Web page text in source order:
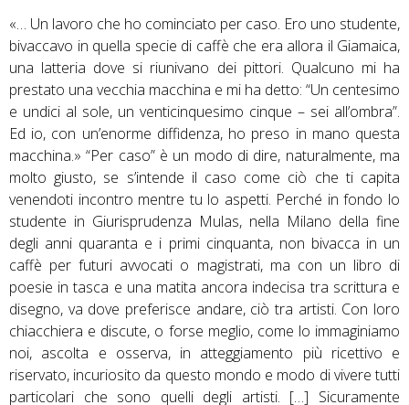
«… Un lavoro che ho cominciato per caso. Ero uno studente, bivaccavo in quella specie di caffè che era allora il Giamaica, una latteria dove si riunivano dei pittori. Qualcuno mi ha prestato una vecchia macchina e mi ha detto: “Un centesimo e undici al sole, un venticinquesimo cinque – sei all’ombra”. Ed io, con un’enorme diffidenza, ho preso in mano questa macchina.» “Per caso” è un modo di dire, naturalmente, ma molto giusto, se s’intende il caso come ciò che ti capita venendoti incontro mentre tu lo aspetti. Perché in fondo lo studente in Giurisprudenza Mulas, nella Milano della fine degli anni quaranta e i primi cinquanta, non bivacca in un caffè per futuri avvocati o magistrati, ma con un libro di poesie in tasca e una matita ancora indecisa tra scrittura e disegno, va dove preferisce andare, ciò tra artisti. Con loro chiacchiera e discute, o forse meglio, come lo immaginiamo noi, ascolta e osserva, in atteggiamento più ricettivo e riservato, incuriosito da questo mondo e modo di vivere tutti particolari che sono quelli degli artisti. […] Sicuramente anche di fotografia si parlava al Giamaica, dato che i fotografi – Alfa Castaldi, Carlo Bavagnoli, Giulia Nicolai, Mario Dondero… – non mancavano insieme ai pittori e agli scrittori, certamente circolava l’informazione che era possibile trovare all’epoca. […] A sfogliare le fotografie tuttavia, dicevamo, qualcos’altro anche più delle tematiche neorealiste balza all’occhio, sembra piuttosto che Mulas sia già attento, anzi vorace, nel cogliere piccoli gesti più significativi della fotografia che dell’ambiente, metaforici dell’atto e dello statuto della fotografia più che realistici e descrittivi. Per Mulas il mistero della fotografia è subito prima di tutto la luce, il fenomeno luminoso che d’origine all’immagine fotografica. Ogni volta che qualcuno accende un fiammifero, si accende una sigaretta, usa il fuoco, è lì pronto a scattare e sembra non volersene perdere una. È impressionante notare come in quasi tutte le scene di gruppo del Giamaica c’è da qualche parte qualcuno che si sta accendendo la sigaretta e contare quanti ritratti siano esplicitamente di persone che stanno facendo proprio e soltanto questo. […] Così, dove ci sono riflessi di luce l’occhio li cattura, che sia nelle scene notturne di spazzini, nel bicchiere dell’avventore al bar – che per Mulas beve dunque luce… – o di rimbalzo su superfici e specchi, prefigurazione per noi del suo stesso autoritratto della seconda Verifica, come in quella della serie di uomini che dormono nella sala d’aspetto della stazione ferroviaria, in cui la luce è protagonista con le sue fonti in lampade e lampadari, i suoi rimbalzi sui profili della panca, fino al culmine su un tabellone dell’orario reso illeggibile dall’abbaglio, immagine negata, puro riquadro di luce. Spesso quello che si accende la sigaretta si accorge della presenza del fotografo e alza lo sguardo verso di lui, in macchina, come si dice tecnicamente: questo sguardo è allora come se a sua volta si accendesse, come si suol dire, e mostra un altro tema centrale nella ricerca di Mulas. Non sono del resto degli sguardi anche quelli che ci rimandano gli oggetti luminosi? È il tema della visione e della posa intrecciati tra loro, del vedere e dell’essere visti. Che cosa significa e implica mettersi o trovarsi in posa? Anche quando consiste soltanto nel sapersi guardati da un altro, quando si restituisce lo sguardo? Per Mulas è un momento decisivo, non solo per la reciprocità e per l’”incontro”, per un’idea – fenomenologica, direbbe Quintavalle – dell’immagine che si fa attraverso una doppia direzionalità e la partecipazione attiva dell’altro, che si fa proprio sulla superficie, come sua materializzazione, dell’incontro di questi flussi; ma un momento decisivo nientemeno che come istante di verità, la vera posta in gioco di Mulas. […] Anche al Giamaica, uno dei suoi “territori”, in quasi ogni scatto c’è una persona che in quel momento sta alzando lo sguardo in macchina, ed è proprio questa presenza a introdurre il senso di realtà, a togliere l’immagine dalla pura testimonianza sociologica, d’ambiente o biografica, a non farla mai cadere nel bozzettismo. È il reale che “punge” nell’immagine, è il groppo che si crea dentro l’apparente calma dell’immagine, è l’acutezza dell’occhio che pensa, riflette, mentre guarda. Due o più persone stanno facendo qualcosa, un’altra accanto o sullo sfondo, in disparte o come lì, nella scena, per caso, guarda verso il fotografo: che cosa ha fotografato in realtà Mulas? Che cosa guardava veramente? Cosa fanno gli artisti, i giornalisti, gli scrittori, gli intellettuali del Giamaica nelle fotografie di Mulas? Una vita libera, sì, fuori dagli obblighi del lavoro, degli orari, delle pressioni, degli schemi, vita “da bar”, naturalmente. Non è ancora il “non far niente” duchampiano, scelta estetica, carica di senso, ma in Mulas ne è di fatto già una versione che prepara, anticipa, predispone la scoperta duchampiana: il non cercare momenti particolari, gesti eclatanti, eventi, modella l’attenzione nei confronti di ogni momento, di ogni gesto, di ciò che è lì, e di esso il prendere senso, il diventare immagine. Dunque le persone al Giamaica chiacchierano, fumano, talvolta si mostrano proprie cose, disegni, fotografie, corteggiano o intrattengono donne, spesso giocano, a carte, a biliardo, a scacchi… Metafore secolari dell’arte, del rapporto tra artista e linguaggio e tra artista e modello, in cui Mulas cerca la sua verità: un confronto, uno scambio, un rapporto, una reciprocità, una solidarietà, una condivisione. È una scelta, una posizione intrinsecamente etica, il cui altro risvolto tematico è l’attenzione per il lavoro, per quei lavori più umili in particolare di cui Mulas scruta la poesia, la malinconia, l’umanità. Non solo gli spazzini, soggetto di serie magnifiche e famose, da soli o in gruppo, nel buio della notte o nel bianco della neve, di fronte o che significativamente – chaplinianamente? – si allontanano di spalle, ma gli ambulanti ai mercati e mercatini sui bordi delle strade, magari con poche uova tenute in mano, tra le dita, che è tutto quello che hanno da vendere, ma potenti simboli di vita e preziose sfere di luce per il fotografo poeta. E, anche qui, ogni volta che un ambulante entra al Giamaica, Mulas lo fotografa, spesso mentre, più che vendere, si ferma a guardare una partita a carte o a boccette, entra nel circolo della partecipazione. Nei confronti di queste figure Mulas sembra del resto nutrire una particolare identificazione che non verrà mai meno negli anni, anche ideologica, dicevamo, ed estetica, che, potremmo dire, da un’idea di fotografo-artista operaio evolve, o meglio si compenetra, in quella di necessario, pragmatico analista del linguaggio fotografico, del fotografo che non demanda ad altri né lascia alla sola teoria la “verifica” del mezzo fotografico. […] E d’altro canto, appena ha una macchina fotografica a disposizione, parte per la manifestazione più importante in Italia per chi si occupa o interessa di arte, la Biennale di Venezia, la prima volta nel 1954. Lì trova in grande, esaltata, e “all’aperto”, in vari sensi, ciò che al Giamaica ha in versione più ridotta e chiusa, più provinciale. A Venezia osserva e documenta la mondanità nei luoghi deputati, il clima di festa in giro per la città, e il lavoro nei padiglioni, l’allestimento: non poche sono le foto agli operai che portano quadri, spostano sculture, dispongono opere, o agli artisti stessi, in veste operaia potremmo dunque dire, che fanno altrettanto. È insomma ciò che sta intorno all’opera più che la creazione stessa, il “dopo”, ad opera già fatta, ma Mulas è instancabile nell’osservare gli artisti per cercare di carpire il loro segreto. Talvolta l’incontro è fortuito, in un locale, in piazza o su un traghetto, e allora la fotografia si fa più psicologica, più accorata, come il ritratto di Max Ernst, di cui sembra aver colto più di ogni cosa il momento di solitudine di un grande mescolato tra i “normali”, in contrasto con la festa e la mondanità che dominano la manifestazione artistica. Mulas, che per la verità sembra insistere sulla spensieratezza di quell’attività foto giornalistica, qui sì, sintetizza però così la situazione: «Con la Biennale del ’58, e poi in quelle del ’60, del ’62, del ’64, ho sempre più precisato l’aspetto festoso dello stare insieme, del guardare, dell’esibire e dell’esibirsi», altra versione del guardare ed essere visto, non solo del restituire lo sguardo ma del mostrarsi, dell’esporsi, oltre che esporre dunque. Intanto Mulas sta di fatto mettendo a punto una ritrattistica innovativa, innovativa proprio perché attenta alla comprensione degli artisti, concentrata sull’interpretazione del loro lavoro in un particolare incrocio tra opera e personalità di ciascuno. Ciò che Mulas interroga è la creatività, l’arte stessa, ancor più che l’artista, l’arte anche, lo ribadiamo, come modalità di vita. È da questo che nasce la sua ritrattistica e il suo carattere “critico”, non solo nel senso introdotto da Umberto Eco del fare critica d’arte col mezzo dell’immagine fotografica invece che della parola, ma nel senso più pieno e globale dell’estetica intrisa di etica, cioè dello scandaglio delle ragioni dell’arte e della particolarità di queste ragioni e di questa pratica come modo di stare al mondo, come risposta particolare al senso della vita. […] È la forma, insomma, la chiave di lettura, il segreto del rapporto, della ricerca di comprensione di Mulas nei confronti degli artisti, degli altri, cioè della propria chance di esserlo a pieno titolo. Mulas vuole cogliere la forma messa in atto dal singolo artista, per comprendere la sua opera, la sua personalità, e attraverso di esse, la propria e quella del suo medium, la fotografia, del suo linguaggio: «Se per tanti anni sono andato in giro a fotografare i pittori, la molla segreta era l’idea e l’attesa che, attraverso la pittura e i pittori, sarei riuscito ad afferrare qualco